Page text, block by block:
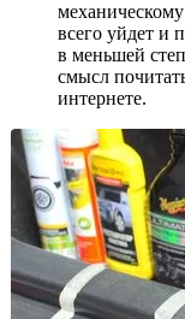
всего уйдет и
в меньшей
смысл
интернете.